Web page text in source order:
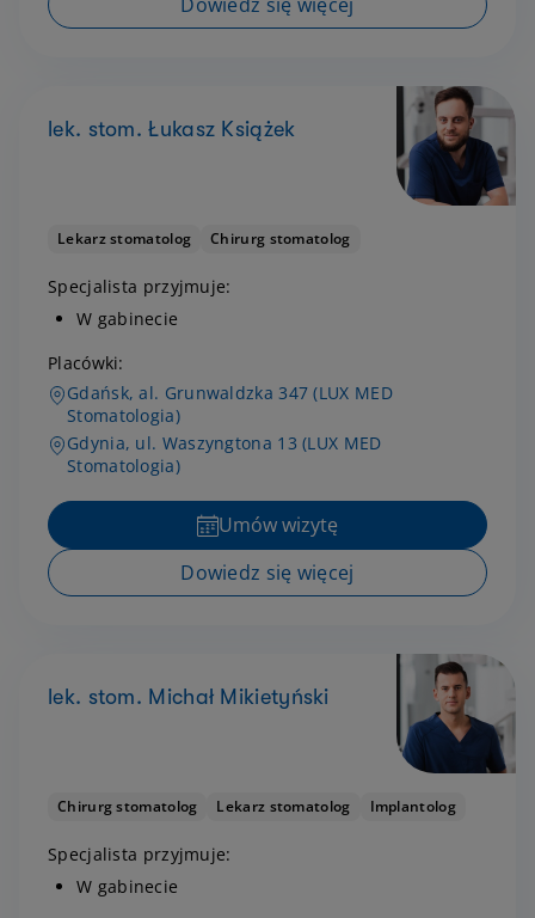
lek. stom. Łukasz Książek
Lekarz stomatolog Chirurg stomatolog
Specjalista przyjmuje:
W gabinecie
Placówki:
Gdańsk, al. Grunwaldzka 347 (LUX MED
Stomatologia)
Gdynia, ul. Waszyngtona 13 (LUX MED
Stomatologia)
Umów wizytę
Dowiedz się więcej
lek. stom. Michał Mikietyński
Chirurg stomatolog Lekarz stomatolog Implantolog
Specjalista przyjmuje:
W gabinecie